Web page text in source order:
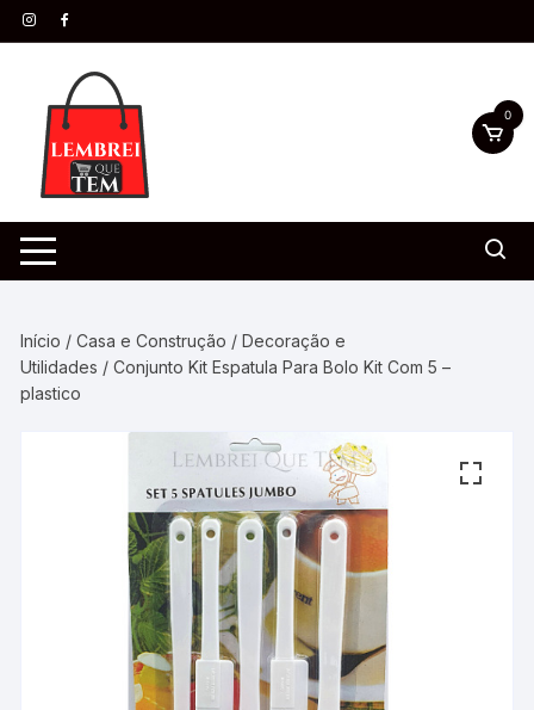
0
Início /Casa e Construção /Decoração e
Utilidades / Conjunto Kit Espatula Para Bolo Kit Com 5 –
plastico